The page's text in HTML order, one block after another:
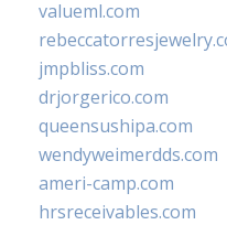
valueml.com
jmpbliss.com
drjorgerico.com
queensushipa.com
wendyweimerdds.com
ameri-camp.com
hrsreceivables.com